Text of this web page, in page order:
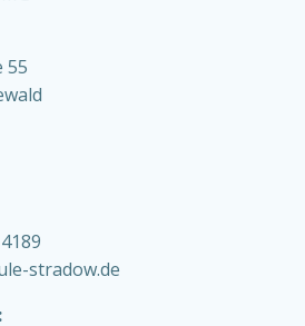
55
stradow.de